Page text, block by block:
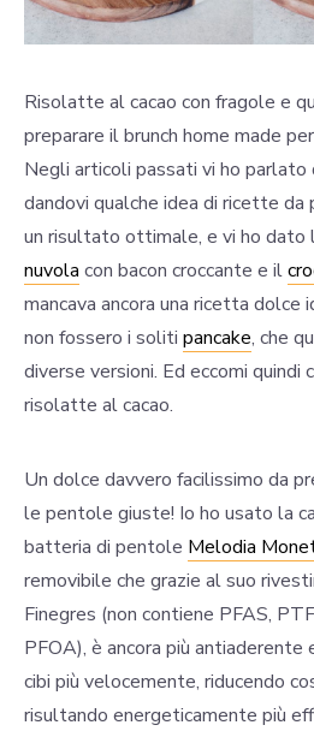
Risolatte al cacao con fragole e
preparare il brunch home made
Negli articoli passati vi ho parlato
dandovi qualche idea di ricette
un risultato ottimale, e vi ho dato
nuvola con bacon croccante e il
mancava ancora una ricetta dolce
non fossero i soliti pancake, che
diverse versioni. Ed eccomi quindi
risolatte al cacao.
Un dolce davvero facilissimo da
le pentole giuste! Io ho usato la
batteria di pentole Melodia
removibile che grazie al suo
Finegres (non contiene PFAS,
PFOA), è ancora più
cibi più velocemente, riducendo
risultando energeticamente più